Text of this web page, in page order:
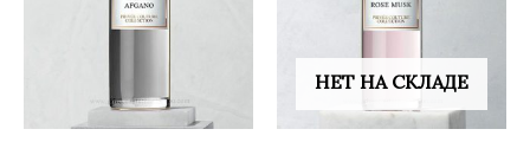
НЕТ НА СКЛАДЕ